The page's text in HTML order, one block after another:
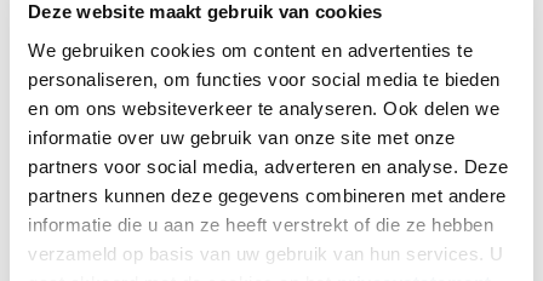
Deze website maakt gebruik van cookies
We gebruiken cookies om content en advertenties te
personaliseren, om functies voor social media te bieden
en om ons websiteverkeer te analyseren. Ook delen we
informatie over uw gebruik van onze site met onze
partners voor social media, adverteren en analyse. Deze
partners kunnen deze gegevens combineren met andere
informatie die u aan ze heeft verstrekt of die ze hebben
verzameld op basis van uw gebruik van hun services. U
De Witt een van de belangrijkste steunpilaren van zijn regime
kwijtraken. De Ruyter bezat een aanzienlijk kapitaal en had ook
politieke vijanden, zoals de oranjegezinde admiraal Tromp. In
1672 ontsnapte hij maar net aan een moordaanslag. Een
aanhanger van Tromp had geprobeerd Michiel De Ruyter in de hal
van zijn huis met een broodmes te doden.